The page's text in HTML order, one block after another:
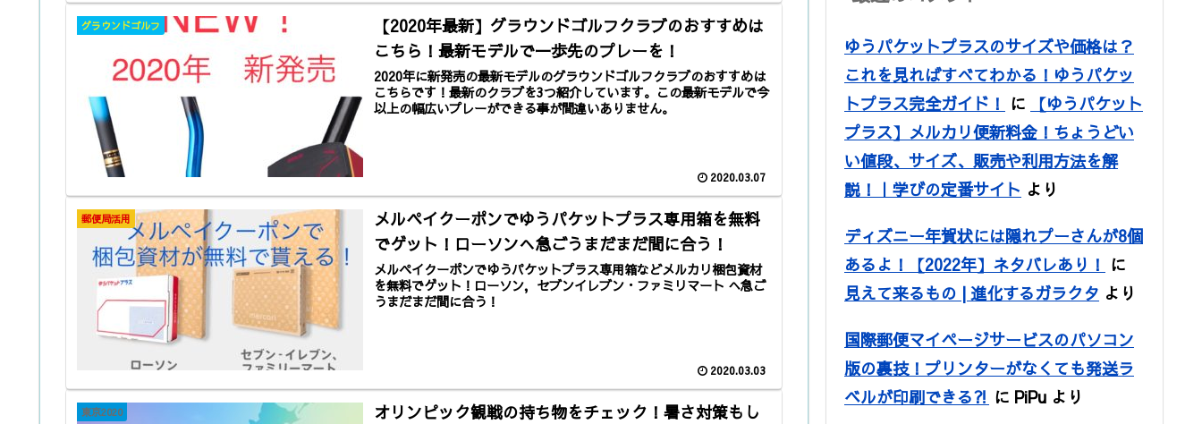
グラウンドゴルフ
【2020年最新】グラウンドゴルフクラブのおすすめは
こちら！最新モデルで一歩先のプレーを！
2020年に新発売の最新モデルのグラウンドゴルフクラブのおすすめは
こちらです！最新のクラブを3つ紹介しています。この最新モデルで今
以上の幅広いプレーができる事が間違いありません。
2020.03.07
郵便局活用
メルペイクーポンでゆうパケットプラス専用箱を無料
でゲット！ローソンへ急ごうまだまだ間に合う！
メルペイクーポンでゆうパケットプラス専用箱などメルカリ梱包資材
を無料でゲット！ローソン，セブンイレブン・ファミリマート へ急ご
うまだまだ間に合う！
2020.03.03
東京2020
オリンピック観戦の持ち物をチェック！暑さ対策もし
ゆうパケットプラスのサイズや価格は？
これを見ればすべてわかる！ゆうパケッ
トプラス完全ガイド！ に
【ゆうパケット
プラス】メルカリ便新料金！ちょうどい
い値段、サイズ、販売や利用方法を解
説！｜学びの定番サイト より
ディズニー年賀状には隠れプーさんが8個
あるよ！【2022年】ネタバレあり！ に
見えて来るもの | 進化するガラクタ より
国際郵便マイページサービスのパソコン
版の裏技！プリンターがなくても発送ラ
ベルが印刷できる⁈ に PiPu より